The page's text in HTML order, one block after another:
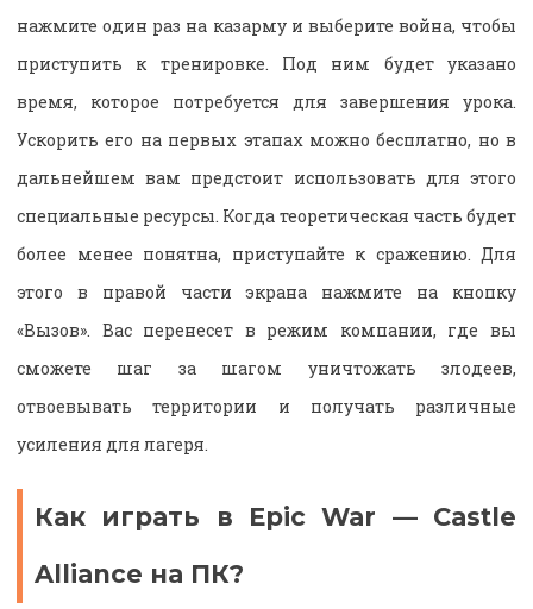
нажмите один раз на казарму и выберите война, чтобы
приступить к тренировке. Под ним будет указано
время, которое потребуется для завершения урока.
Ускорить его на первых этапах можно бесплатно, но в
дальнейшем вам предстоит использовать для этого
специальные ресурсы. Когда теоретическая часть будет
более менее понятна, приступайте к сражению. Для
этого в правой части экрана нажмите на кнопку
«Вызов». Вас перенесет в режим компании, где вы
сможете шаг за шагом уничтожать злодеев,
отвоевывать территории и получать различные
усиления для лагеря.
Как играть в Epic War — Castle
Alliance на ПК?